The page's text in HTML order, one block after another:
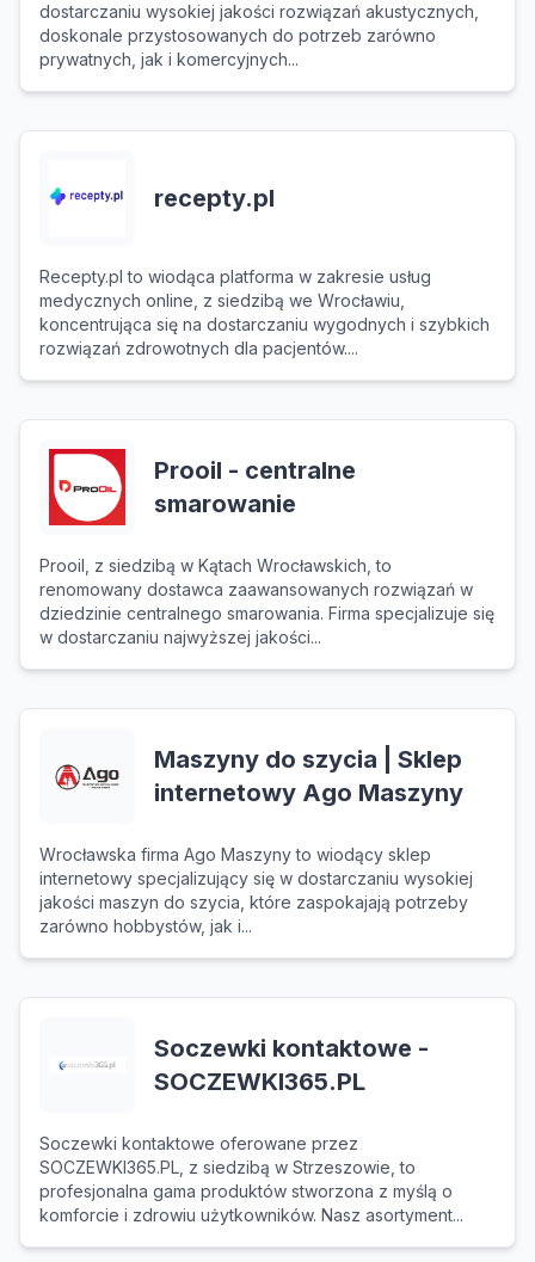
dostarczaniu wysokiej jakości rozwiązań akustycznych,
doskonale przystosowanych do potrzeb zarówno
prywatnych, jak i komercyjnych...
recepty.pl
Recepty.pl to wiodąca platforma w zakresie usług
medycznych online, z siedzibą we Wrocławiu,
koncentrująca się na dostarczaniu wygodnych i szybkich
rozwiązań zdrowotnych dla pacjentów....
Prooil - centralne
smarowanie
Prooil, z siedzibą w Kątach Wrocławskich, to
renomowany dostawca zaawansowanych rozwiązań w
dziedzinie centralnego smarowania. Firma specjalizuje się
w dostarczaniu najwyższej jakości...
Maszyny do szycia | Sklep
internetowy Ago Maszyny
Wrocławska firma Ago Maszyny to wiodący sklep
internetowy specjalizujący się w dostarczaniu wysokiej
jakości maszyn do szycia, które zaspokajają potrzeby
zarówno hobbystów, jak i...
Soczewki kontaktowe -
SOCZEWKI365.PL
Soczewki kontaktowe oferowane przez
SOCZEWKI365.PL, z siedzibą w Strzeszowie, to
profesjonalna gama produktów stworzona z myślą o
komforcie i zdrowiu użytkowników. Nasz asortyment...